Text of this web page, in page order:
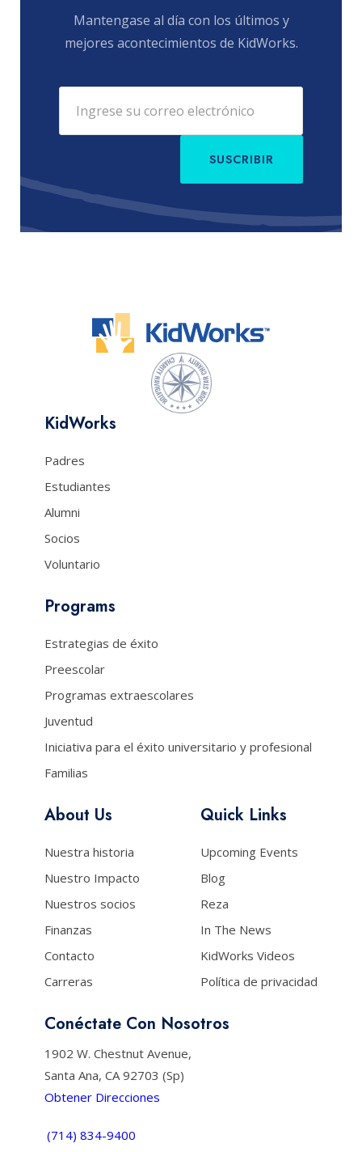
Mantengase al día con los últimos y
mejores acontecimientos de KidWorks.
SUSCRIBIR
KidWorks
Padres
Estudiantes
Alumni
Socios
Voluntario
Programs
Estrategias de éxito
Preescolar
Programas extraescolares
Juventud
Iniciativa para el éxito universitario y profesional
Familias
About Us
Nuestra historia
Nuestro Impacto
Nuestros socios
Finanzas
Contacto
Carreras
Quick Links
Upcoming Events
Blog
Reza
In The News
KidWorks Videos
Política de privacidad
Conéctate Con Nosotros
1902 W. Chestnut Avenue,
Santa Ana, CA 92703 (Sp)
Obtener Direcciones
(714) 834-9400